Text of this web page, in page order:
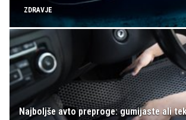
ZDRAVJE
Najboljše avto preproge: gumijaste ali